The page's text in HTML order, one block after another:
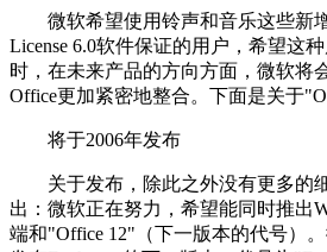
微软希望使用铃声和音乐这些新
License 6.0软件保证的用户，希望这
时，在未来产品的方向方面，微软将
Office更加紧密地整合。下面是关于
将于2006年发布
关于发布，除此之外没有更多的
出：微软正在努力，希望能同时推出
端和"Office 12"（下一版本的代号）